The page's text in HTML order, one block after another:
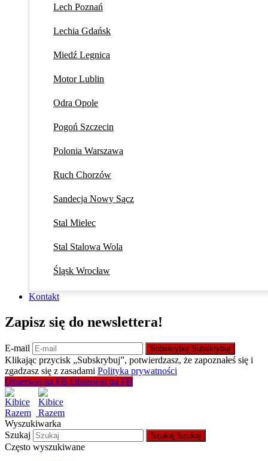
Lech Poznań
Lechia Gdańsk
Miedź Legnica
Motor Lublin
Odra Opole
Pogoń Szczecin
Polonia Warszawa
Ruch Chorzów
Sandecja Nowy Sącz
Stal Mielec
Stal Stalowa Wola
Śląsk Wrocław
Kontakt
Zapisz się do newslettera!
E-mail Subskrybuj Subskrybuj
Klikając przycisk „Subskrybuj”, potwierdzasz, że zapoznałeś się i
zgadzasz się z zasadami Polityka prywatności
Obserwuj na FB Obserwuj na FB
Wyszukiwarka
Szukaj
Szukaj Szukaj
Często wyszukiwane